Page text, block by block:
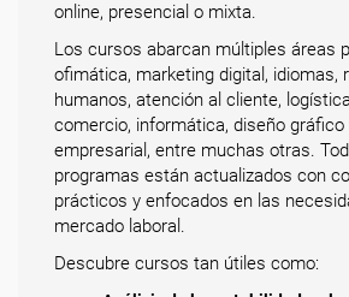
online, presencial o mixta.
Los cursos abarcan múltiples áreas
ofimática, marketing digital, idiomas,
humanos, atención al cliente,
comercio, informática, diseño gráfico
empresarial, entre muchas otras.
programas están actualizados con
prácticos y enfocados en las
mercado laboral.
Descubre cursos tan útiles como: